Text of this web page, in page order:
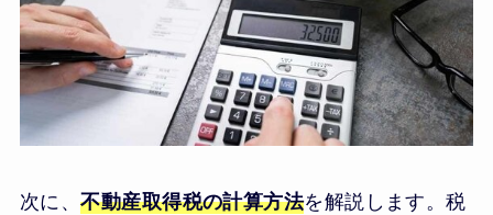
次に、不動産取得税の計算方法を解説します。税